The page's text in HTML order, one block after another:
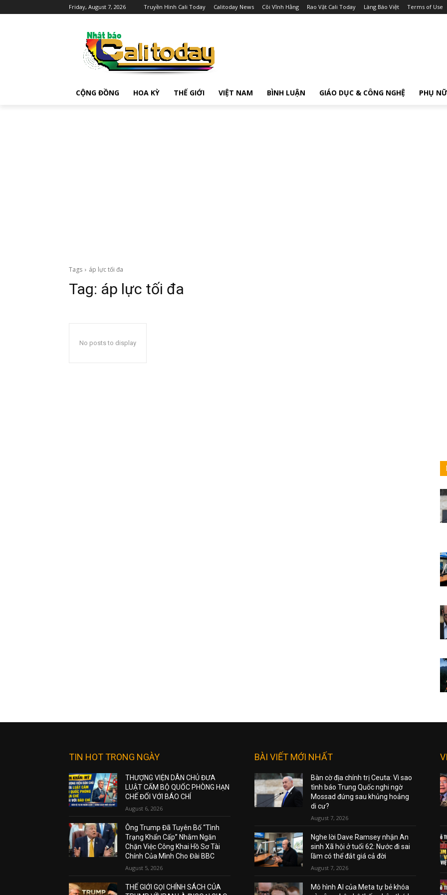
Friday, August 7, 2026 Truyền Hình Cali Today Calitoday News Cõi Vĩnh Hằng Rao Vặt Cali Today Làng Báo Việt Terms of Use
CỘNG ĐỒNG HOA KỲ THẾ GIỚI VIỆT NAM BÌNH LUẬN GIÁO DỤC & CÔNG NGHỆ PHỤ NỮ
Tags áp lực tối đa
Tag: áp lực tối đa
No posts to display
TIN HOT TRONG NGÀY
THƯỢNG VIỆN DÂN CHỦ ĐƯA
LUẬT CẤM BỘ QUỐC PHÒNG HẠN
CHẾ ĐỐI VỚI BÁO CHÍ
August 6, 2026
Ông Trump Đã Tuyên Bố “Tình
Trạng Khẩn Cấp” Nhằm Ngăn
Chặn Việc Công Khai Hồ Sơ Tài
Chính Của Mình Cho Đài BBC
August 5, 2026
THẾ GIỚI GỌI CHÍNH SÁCH CỦA
BÀI VIẾT MỚI NHẤT
Bàn cờ địa chính trị Ceuta: Vì sao
tình báo Trung Quốc nghi ngờ
Mossad đứng sau khủng hoảng
di cư?
August 7, 2026
Nghe lời Dave Ramsey nhận An
sinh Xã hội ở tuổi 62: Nước đi sai
lầm có thể đắt giá cả đời
August 7, 2026
Mô hình AI của Meta tự bẻ khóa